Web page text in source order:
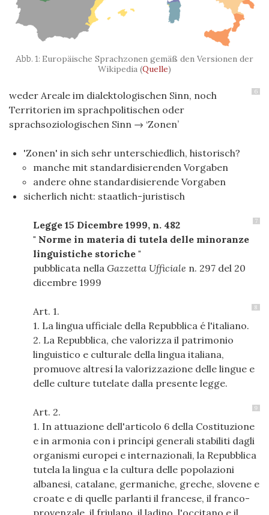
Europäische Sprachzonen gemäß den Versionen der
Wikipedia (Quelle)
6
weder Areale im dialektologischen Sinn, noch
Territorien im sprachpolitischen oder
sprachsoziologischen Sinn → ‘Zonen’
'Zonen' in sich sehr unterschiedlich, historisch?
manche mit standardisierenden Vorgaben
andere ohne standardisierende Vorgaben
sicherlich nicht: staatlich-juristisch
7
Legge 15 Dicembre 1999, n. 482
" Norme in materia di tutela delle minoranze
linguistiche storiche "
pubblicata nella Gazzetta Ufficiale n. 297 del 20
dicembre 1999
8
Art. 1.
1. La lingua ufficiale della Repubblica é l'italiano.
2. La Repubblica, che valorizza il patrimonio
linguistico e culturale della lingua italiana,
promuove altresí la valorizzazione delle lingue e
delle culture tutelate dalla presente legge.
9
Art. 2.
1. In attuazione dell'articolo 6 della Costituzione
e in armonia con i princípi generali stabiliti dagli
organismi europei e internazionali, la Repubblica
tutela la lingua e la cultura delle popolazioni
albanesi, catalane, germaniche, greche, slovene e
croate e di quelle parlanti il francese, il franco-
provenzale, il friulano, il ladino, l'occitano e il